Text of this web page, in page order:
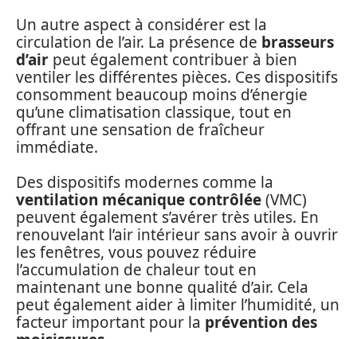
Un autre aspect à considérer est la
circulation de l’air. La présence de brasseurs
d’air peut également contribuer à bien
ventiler les différentes pièces. Ces dispositifs
consomment beaucoup moins d’énergie
qu’une climatisation classique, tout en
offrant une sensation de fraîcheur
immédiate.
Des dispositifs modernes comme la
ventilation mécanique contrôlée(VMC)
peuvent également s’avérer très utiles. En
renouvelant l’air intérieur sans avoir à ouvrir
les fenêtres, vous pouvez réduire
l’accumulation de chaleur tout en
maintenant une bonne qualité d’air. Cela
peut également aider à limiter l’humidité, un
facteur important pour la prévention des